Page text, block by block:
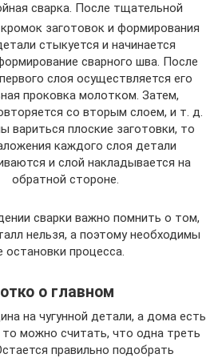
сварка. После тщательной
заготовок и формирования
стыкуется и начинается
сварного шва. После
слоя осуществляется его
проковка молотком. Затем,
со вторым слоем, и т. д.
вариться плоские заготовки, то
каждого слоя детали
и слой накладывается на
обратной стороне.
сварки важно помнить о том,
нельзя, а поэтому необходимы
остановки процесса.
о главном
на чугунной детали, а дома есть
то можно считать, что одна треть
правильно подобрать